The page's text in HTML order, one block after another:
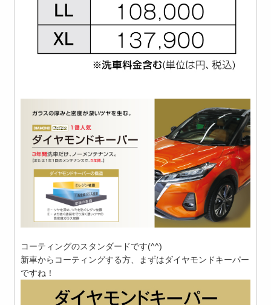
コーティングのスタンダードです(^^)
新車からコーティングする方、まずはダイヤモンドキーパー
ですね！